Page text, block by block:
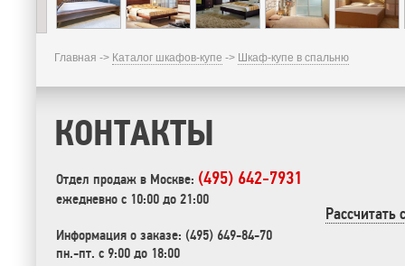
Главная -> Каталог шкафов-купе -> Шкаф-купе в спальню
КОНТАКТЫ
Отдел продаж в Москве: (495) 642-7931
ежедневно с 10:00 до 21:00
Информация о заказе: (495) 649-84-70
пн.-пт. с 9:00 до 18:00